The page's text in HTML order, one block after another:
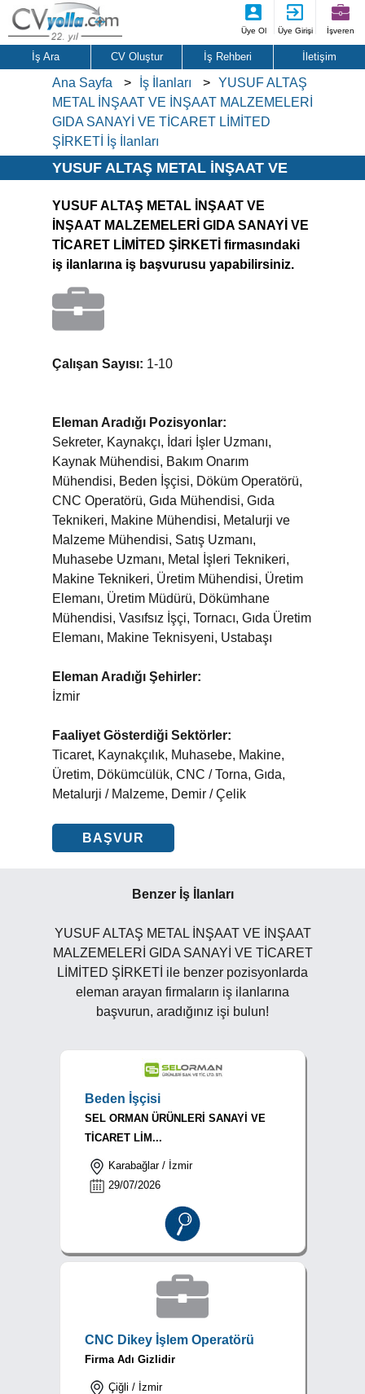
Üye Ol Üye Girişi İşveren
İş Ara CV Oluştur İş Rehberi İletişim
Ana Sayfa İş İlanları
YUSUF ALTAŞ
METAL İNŞAAT VE İNŞAAT MALZEMELERİ
GIDA SANAYİ VE TİCARET LİMİTED
ŞİRKETİ İş İlanları
YUSUF ALTAŞ METAL İNŞAAT VE
SANAYİ VE TİCARET LİMİTED
ŞİRKETİ İş İlanları
YUSUF ALTAŞ METAL İNŞAAT VE
İNŞAAT MALZEMELERİ GIDA SANAYİ VE
TİCARET LİMİTED ŞİRKETİ firmasındaki
iş ilanlarına iş başvurusu yapabilirsiniz.
Çalışan Sayısı: 1-10
Eleman Aradığı Pozisyonlar:
Sekreter, Kaynakçı, İdari İşler Uzmanı,
Kaynak Mühendisi, Bakım Onarım
Mühendisi, Beden İşçisi, Döküm Operatörü,
CNC Operatörü, Gıda Mühendisi, Gıda
Teknikeri, Makine Mühendisi, Metalurji ve
Malzeme Mühendisi, Satış Uzmanı,
Muhasebe Uzmanı, Metal İşleri Teknikeri,
Makine Teknikeri, Üretim Mühendisi, Üretim
Elemanı, Üretim Müdürü, Dökümhane
Mühendisi, Vasıfsız İşçi, Tornacı, Gıda Üretim
Elemanı, Makine Teknisyeni, Ustabaşı
Eleman Aradığı Şehirler:
İzmir
Faaliyet Gösterdiği Sektörler:
Ticaret, Kaynakçılık, Muhasebe, Makine,
Üretim, Dökümcülük, CNC / Torna, Gıda,
Metalurji / Malzeme, Demir / Çelik
BAŞVUR
Benzer İş İlanları
YUSUF ALTAŞ METAL İNŞAAT VE İNŞAAT
MALZEMELERİ GIDA SANAYİ VE TİCARET
LİMİTED ŞİRKETİ ile benzer pozisyonlarda
eleman arayan firmaların iş ilanlarına
başvurun, aradığınız işi bulun!
Beden İşçisi
SEL ORMAN ÜRÜNLERİ SANAYİ VE
TİCARET LİM...
Karabağlar / İzmir
29/07/2026
CNC Dikey İşlem Operatörü
Firma Adı Gizlidir
Çiğli / İzmir